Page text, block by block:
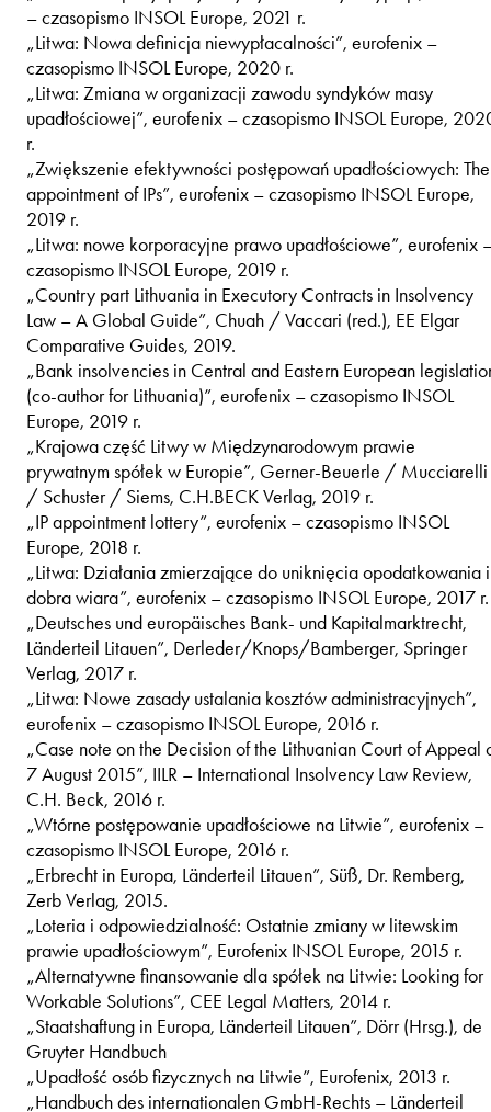
– czasopismo INSOL Europe, 2021 r.
„Litwa: Nowa definicja niewypłacalności”, eurofenix –
czasopismo INSOL Europe, 2020 r.
„Litwa: Zmiana w organizacji zawodu syndyków masy
upadłościowej”, eurofenix – czasopismo INSOL Europe,
r.
„Zwiększenie efektywności postępowań upadłościowych: The
appointment of IPs”, eurofenix – czasopismo INSOL Europe,
2019 r.
„Litwa: nowe korporacyjne prawo upadłościowe”, eurofenix
czasopismo INSOL Europe, 2019 r.
„Country part Lithuania in Executory Contracts in Insolvency
Law – A Global Guide”, Chuah / Vaccari (red.), EE Elgar
Comparative Guides, 2019.
„Bank insolvencies in Central and Eastern European
(co-author for Lithuania)”, eurofenix – czasopismo INSOL
Europe, 2019 r.
„Krajowa część Litwy w Międzynarodowym prawie
prywatnym spółek w Europie”, Gerner-Beuerle / Mucciarelli
/ Schuster / Siems, C.H.BECK Verlag, 2019 r.
„IP appointment lottery”, eurofenix – czasopismo INSOL
Europe, 2018 r.
„Litwa: Działania zmierzające do uniknięcia opodatkowania i
dobra wiara”, eurofenix – czasopismo INSOL Europe, 2017 r.
„Deutsches und europäisches Bank- und Kapitalmarktrecht,
Länderteil Litauen”, Derleder/Knops/Bamberger, Springer
Verlag, 2017 r.
„Litwa: Nowe zasady ustalania kosztów administracyjnych”,
eurofenix – czasopismo INSOL Europe, 2016 r.
„Case note on the Decision of the Lithuanian Court of Appeal
7 August 2015”, IILR – International Insolvency Law Review,
C.H. Beck, 2016 r.
„Wtórne postępowanie upadłościowe na Litwie”, eurofenix –
czasopismo INSOL Europe, 2016 r.
„Erbrecht in Europa, Länderteil Litauen”, Süß, Dr. Remberg,
Zerb Verlag, 2015.
„Loteria i odpowiedzialność: Ostatnie zmiany w litewskim
prawie upadłościowym”, Eurofenix INSOL Europe, 2015 r.
„Alternatywne finansowanie dla spółek na Litwie: Looking for
Workable Solutions”, CEE Legal Matters, 2014 r.
„Staatshaftung in Europa, Länderteil Litauen”, Dörr (Hrsg.), de
Gruyter Handbuch
„Upadłość osób fizycznych na Litwie”, Eurofenix, 2013 r.
„Handbuch des internationalen GmbH-Rechts – Länderteil